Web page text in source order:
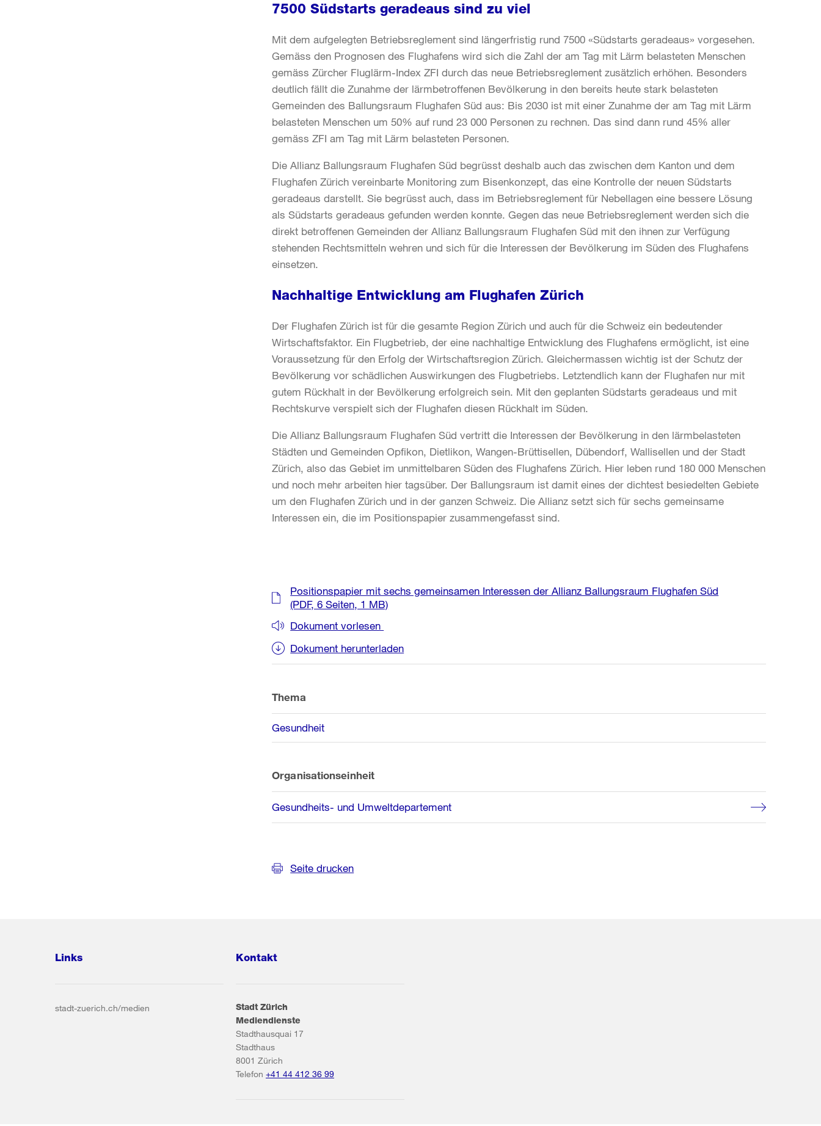
7500 Südstarts geradeaus sind zu viel
Mit dem aufgelegten Betriebsreglement sind längerfristig rund 7500 «Südstarts geradeaus» vorgesehen.
Gemäss den Prognosen des Flughafens wird sich die Zahl der am Tag mit Lärm belasteten Menschen
gemäss Zürcher Fluglärm-Index ZFI durch das neue Betriebsreglement zusätzlich erhöhen. Besonders
deutlich fällt die Zunahme der lärmbetroffenen Bevölkerung in den bereits heute stark belasteten
Gemeinden des Ballungsraum Flughafen Süd aus: Bis 2030 ist mit einer Zunahme der am Tag mit Lärm
belasteten Menschen um 50% auf rund 23 000 Personen zu rechnen. Das sind dann rund 45% aller
gemäss ZFI am Tag mit Lärm belasteten Personen.
Die Allianz Ballungsraum Flughafen Süd begrüsst deshalb auch das zwischen dem Kanton und dem
Flughafen Zürich vereinbarte Monitoring zum Bisenkonzept, das eine Kontrolle der neuen Südstarts
geradeaus darstellt. Sie begrüsst auch, dass im Betriebsreglement für Nebellagen eine bessere Lösung
als Südstarts geradeaus gefunden werden konnte. Gegen das neue Betriebsreglement werden sich die
direkt betroffenen Gemeinden der Allianz Ballungsraum Flughafen Süd mit den ihnen zur Verfügung
stehenden Rechtsmitteln wehren und sich für die Interessen der Bevölkerung im Süden des Flughafens
einsetzen.
Nachhaltige Entwicklung am Flughafen Zürich
Der Flughafen Zürich ist für die gesamte Region Zürich und auch für die Schweiz ein bedeutender
Wirtschaftsfaktor. Ein Flugbetrieb, der eine nachhaltige Entwicklung des Flughafens ermöglicht, ist eine
Voraussetzung für den Erfolg der Wirtschaftsregion Zürich. Gleichermassen wichtig ist der Schutz der
Bevölkerung vor schädlichen Auswirkungen des Flugbetriebs. Letztendlich kann der Flughafen nur mit
gutem Rückhalt in der Bevölkerung erfolgreich sein. Mit den geplanten Südstarts geradeaus und mit
Rechtskurve verspielt sich der Flughafen diesen Rückhalt im Süden.
Die Allianz Ballungsraum Flughafen Süd vertritt die Interessen der Bevölkerung in den lärmbelasteten
Städten und Gemeinden Opfikon, Dietlikon, Wangen-Brüttisellen, Dübendorf, Wallisellen und der Stadt
Zürich, also das Gebiet im unmittelbaren Süden des Flughafens Zürich. Hier leben rund 180 000 Menschen
und noch mehr arbeiten hier tagsüber. Der Ballungsraum ist damit eines der dichtest besiedelten Gebiete
um den Flughafen Zürich und in der ganzen Schweiz. Die Allianz setzt sich für sechs gemeinsame
Interessen ein, die im Positionspapier zusammengefasst sind.
Weitere
Informationen
Positionspapier mit sechs gemeinsamen Interessen der Allianz Ballungsraum Flughafen Süd
(PDF, 6 Seiten, 1 MB)
Dokument vorlesen
Dokument herunterladen
Thema
Gesundheit
Organisationseinheit
Gesundheits- und Umweltdepartement
Seite drucken
Links
stadt-zuerich.ch/medien
Kontakt
Stadt Zürich
Mediendienste
Stadthausquai 17
Stadthaus
8001 Zürich
Telefon +41 44 412 36 99